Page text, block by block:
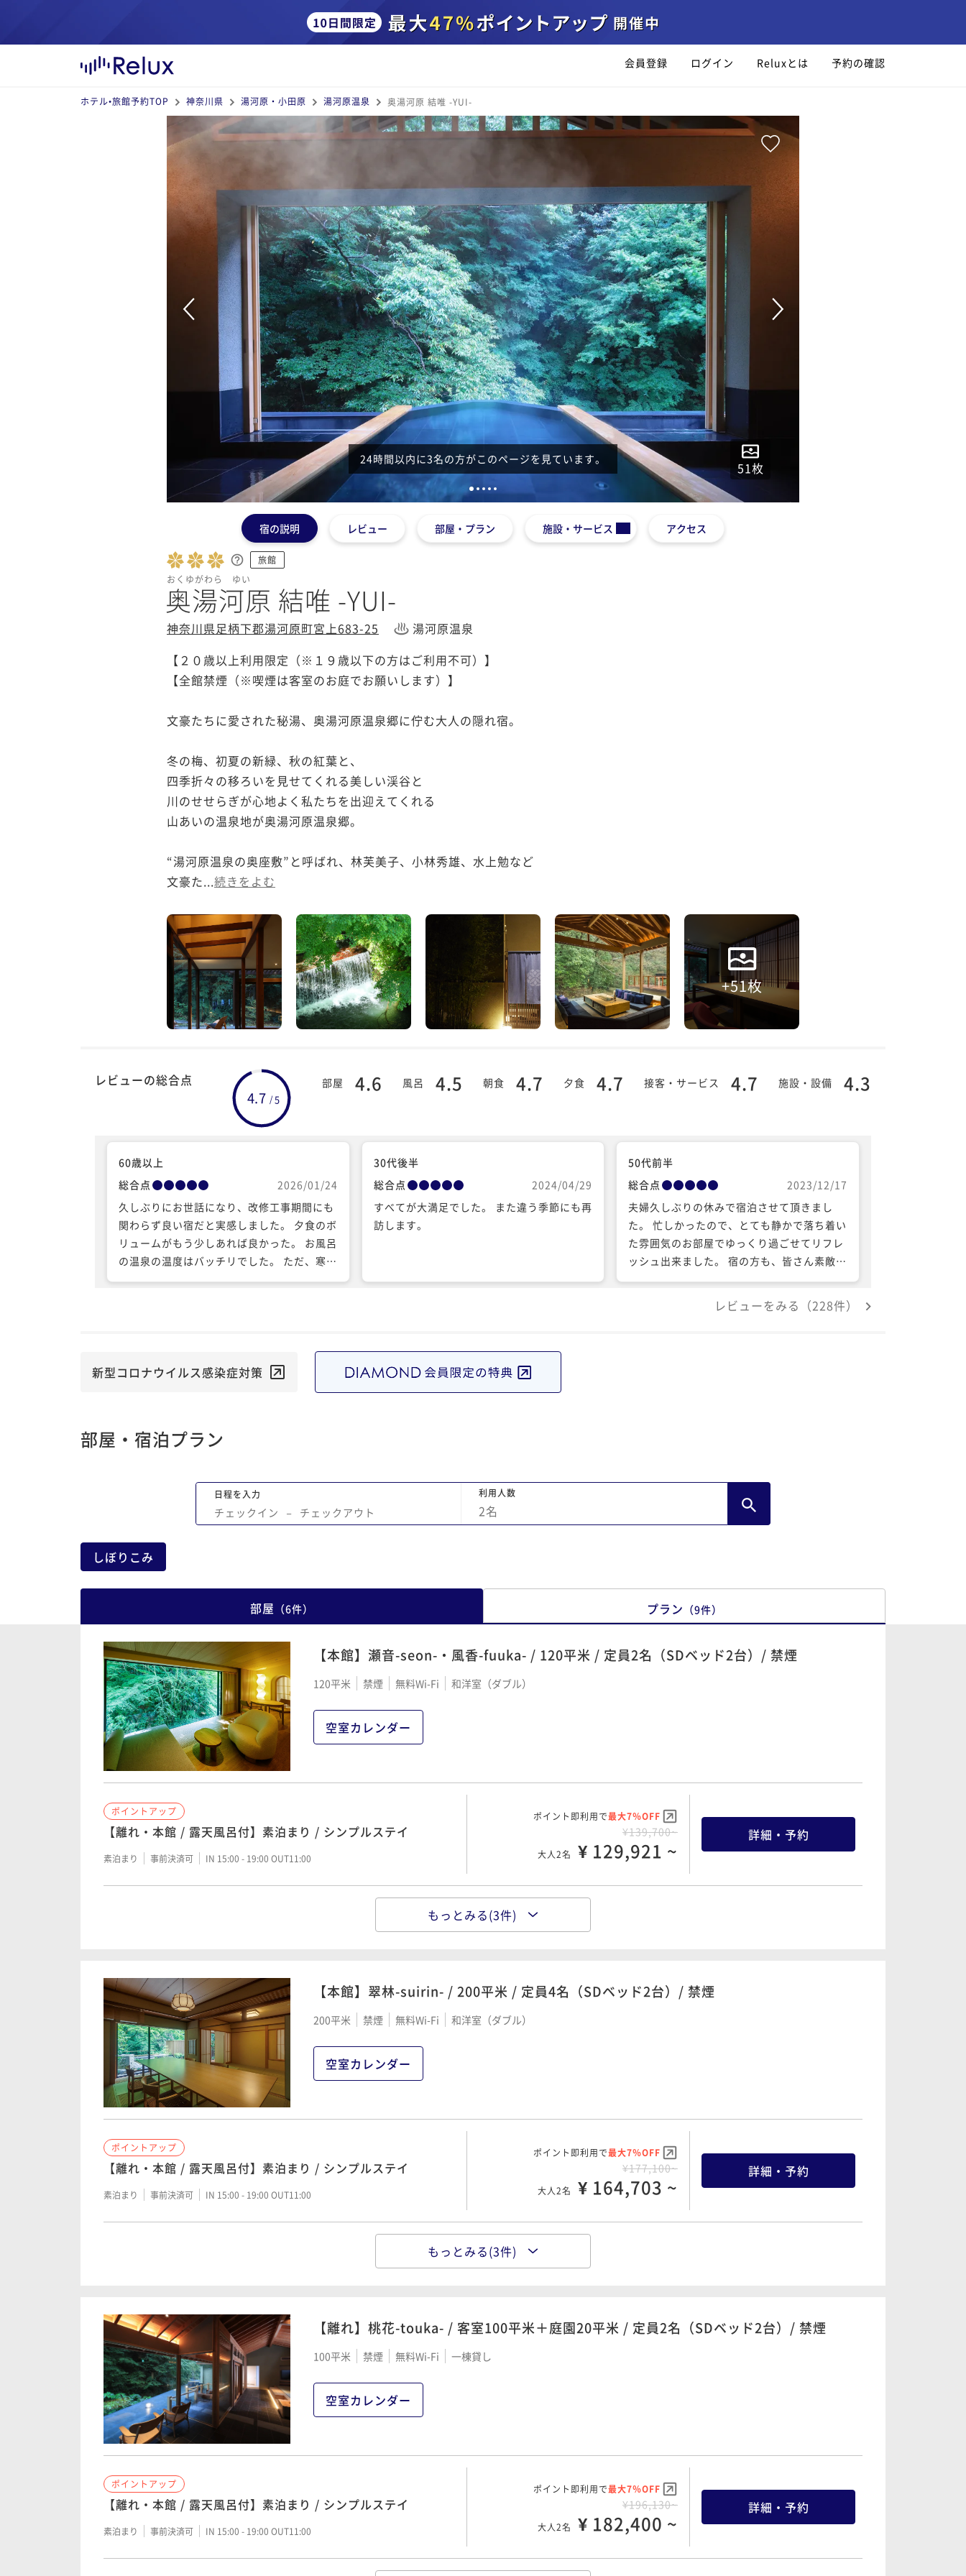
会員登録 ログイン Reluxとは 予約の確認
ホテル•旅館予約TOP 神奈川県 湯河原・小田原 湯河原温泉 奥湯河原 結唯 -YUI-
24時間以内に3名の方がこのページを見ています。
51枚
1 2 3 4 5
宿の説明 レビュー 部屋・プラン 施設・サービス アクセス
旅館
おくゆがわら ゆい
奥湯河原 結唯 -YUI-
神奈川県足柄下郡湯河原町宮上683-25
湯河原温泉
【２０歳以上利用限定（※１９歳以下の方はご利用不可）】
【全館禁煙（※喫煙は客室のお庭でお願いします）】
文豪たちに愛された秘湯、奥湯河原温泉郷に佇む大人の隠れ宿。
冬の梅、初夏の新緑、秋の紅葉と、
四季折々の移ろいを見せてくれる美しい渓谷と
川のせせらぎが心地よく私たちを出迎えてくれる
山あいの温泉地が奥湯河原温泉郷。
“湯河原温泉の奥座敷”と呼ばれ、林芙美子、小林秀雄、水上勉など
文豪た...続きをよむ
+51枚
レビューの総合点
4.7 /5
部屋 4.6 風呂 4.5 朝食 4.7 夕食 4.7 接客・サービス 4.7 施設・設備 4.3
60歳以上
総合点
2026/01/24
久しぶりにお世話になり、改修工事期間にも
関わらず良い宿だと実感しました。 夕食のボ
リュームがもう少しあれば良かった。 お風呂
の温泉の温度はバッチリでした。 ただ、寒波
の影響で部屋が寒かったですが、床暖房のお
30代後半
総合点
2024/04/29
すべてが大満足でした。 また違う季節にも再
訪します。
50代前半
総合点
2023/12/17
夫婦久しぶりの休みで宿泊させて頂きまし
た。 忙しかったので、とても静かで落ち着い
た雰囲気のお部屋でゆっくり過ごせてリフレ
ッシュ出来ました。 宿の方も、皆さん素敵で
きめ細やかで、食事もどれも美味しく配膳の
タイミングも素晴らしく本当に楽しい時間で
した またお伺いしたいと思います。
レビューをみる（228件）
新型コロナウイルス感染症対策
部屋・宿泊プラン
日程を入力
チェックイン − チェックアウト
利用人数
2名
しぼりこみ
部屋 （6件） プラン （9件）
【本館】瀬音-seon-・風香-fuuka- / 120平米 / 定員2名（SDベッド2台）/ 禁煙
120平米 禁煙 無料Wi-Fi 和洋室（ダブル）
空室カレンダー
ポイントアップ
【離れ・本館 / 露天風呂付】素泊まり / シンプルステイ
素泊まり 事前決済可 IN 15:00 - 19:00 OUT11:00
ポイント即利用で最大7％OFF
¥139,700~
大人2名 ¥ 129,921 ~
詳細・予約
ポイント即利用で
ポイントアップ
【離れ・本館 / 露天風呂付】1泊1食（本館食事処） / 季節の和
懐石（夕食）
夕食付き 事前決済可 IN 15:00 - 18:00 OUT11:00
【離れ・本館 / 露天風呂付】1泊2食 / スタンダード
二食付き 事前決済可 IN 15:00 - 18:00 OUT11:00
¥216,700~
¥ 201,531 ~
詳細・予約
もっとみる(3件)
【本館】翠林-suirin- / 200平米 / 定員4名（SDベッド2台）/ 禁煙
200平米 禁煙 無料Wi-Fi 和洋室（ダブル）
空室カレンダー
ポイントアップ
【離れ・本館 / 露天風呂付】素泊まり / シンプルステイ
素泊まり 事前決済可 IN 15:00 - 19:00 OUT11:00
ポイント即利用で最大7％OFF
¥177,100~
大人2名 ¥ 164,703 ~
詳細・予約
ポイント即利用で
ポイントアップ
【離れ・本館 / 露天風呂付】1泊1食（本館食事処） / 季節の和
懐石（夕食）
夕食付き 事前決済可 IN 15:00 - 18:00 OUT11:00
【離れ・本館 / 露天風呂付】1泊2食 / スタンダード
二食付き 事前決済可 IN 15:00 - 18:00 OUT11:00
¥254,100~
¥ 236,313 ~
詳細・予約
もっとみる(3件)
【離れ】桃花-touka- / 客室100平米＋庭園20平米 / 定員2名（SDベッド2台）/ 禁煙
100平米 禁煙 無料Wi-Fi 一棟貸し
空室カレンダー
ポイントアップ
【離れ・本館 / 露天風呂付】素泊まり / シンプルステイ
素泊まり 事前決済可 IN 15:00 - 19:00 OUT11:00
ポイント即利用で最大7％OFF
¥196,130~
大人2名 ¥ 182,400 ~
詳細・予約